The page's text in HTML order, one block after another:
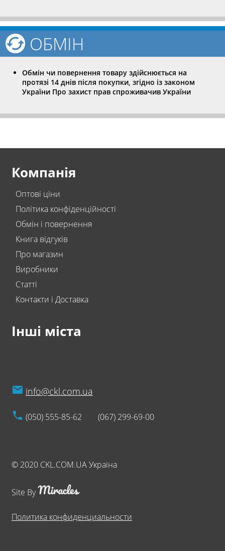
ОБМІН
Обмін чи повернення товару здійснюється на
протязі 14 днів після покупки, згідно із законом
України Про захист прав спроживачив України
Компанія
Оптові ціни
Політика конфіденційності
Обмін і повернення
Книга відгуків
Про магазин
Виробники
Статті
Контакти і Доставка
Інші міста
info@ckl.com.ua
(050) 555-85-62 (067) 299-69-00
© 2020 CKL.COM.UA Україна
Site By
Политика конфиденциальности